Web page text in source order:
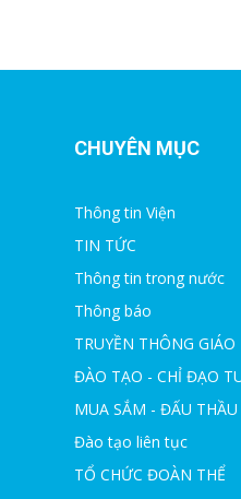
CHUYÊN MỤC
Thông tin Viện
TIN TỨC
Thông tin trong nước
Thông báo
TRUYỀN THÔNG
ĐÀO TẠO - CHỈ ĐẠO
MUA SẮM - ĐẤU THẦU
Đào tạo liên tục
TỔ CHỨC ĐOÀN THỂ